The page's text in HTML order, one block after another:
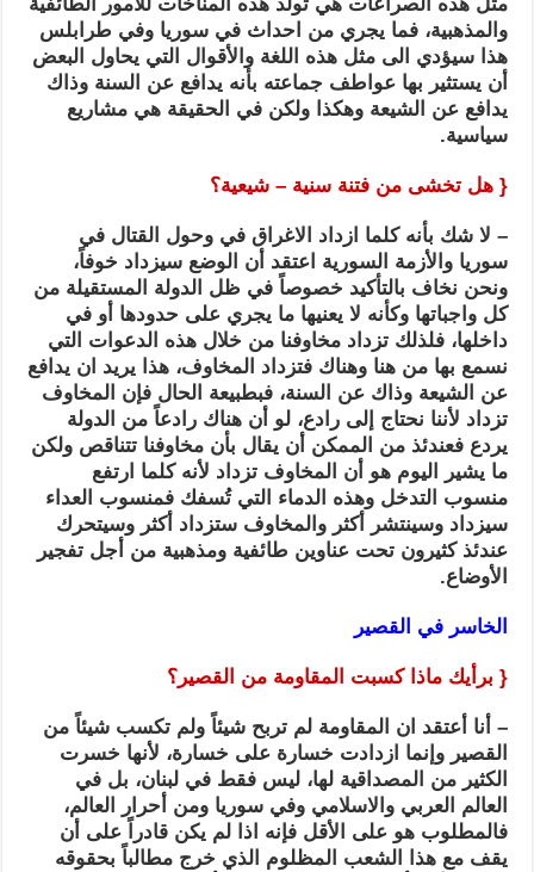
والمذهبية، فما يجري من احداث في سوريا وفي طرابلس
هذا سيؤدي الى مثل هذه اللغة والأقوال التي يحاول البعض
أن يستثير بها عواطف جماعته بأنه يدافع عن السنة وذاك
يدافع عن الشيعة وهكذا ولكن في الحقيقة هي مشاريع
سياسية.
{ هل تخشى من فتنة سنية – شيعية؟
– لا شك بأنه كلما ازداد الاغراق في وحول القتال في
سوريا والأزمة السورية اعتقد أن الوضع سيزداد خوفاً،
ونحن نخاف بالتأكيد خصوصاً في ظل الدولة المستقيلة من
كل واجباتها وكأنه لا يعنيها ما يجري على حدودها أو في
داخلها، فلذلك تزداد مخاوفنا من خلال هذه الدعوات التي
نسمع بها من هنا وهناك فتزداد المخاوف، هذا يريد ان يدافع
عن الشيعة وذاك عن السنة، فبطبيعة الحال فإن المخاوف
تزداد لأننا نحتاج إلى رادع، لو أن هناك رادعاً من الدولة
يردع فعندئذ من الممكن أن يقال بأن مخاوفنا تتناقص ولكن
ما يشير اليوم هو أن المخاوف تزداد لأنه كلما ارتفع
منسوب التدخل وهذه الدماء التي تُسفك فمنسوب العداء
سيزداد وسينتشر أكثر والمخاوف ستزداد أكثر وسيتحرك
عندئذ كثيرون تحت عناوين طائفية ومذهبية من أجل تفجير
الأوضاع.
الخاسر في القصير
{ برأيك ماذا كسبت المقاومة من القصير؟
– أنا أعتقد ان المقاومة لم تربح شيئاً ولم تكسب شيئاً من
القصير وإنما ازدادت خسارة على خسارة، لأنها خسرت
الكثير من المصداقية لها، ليس فقط في لبنان، بل في
العالم العربي والاسلامي وفي سوريا ومن أحرار العالم،
فالمطلوب هو على الأقل فإنه اذا لم يكن قادراً على أن
يقف مع هذا الشعب المظلوم الذي خرج مطالباً بحقوقه